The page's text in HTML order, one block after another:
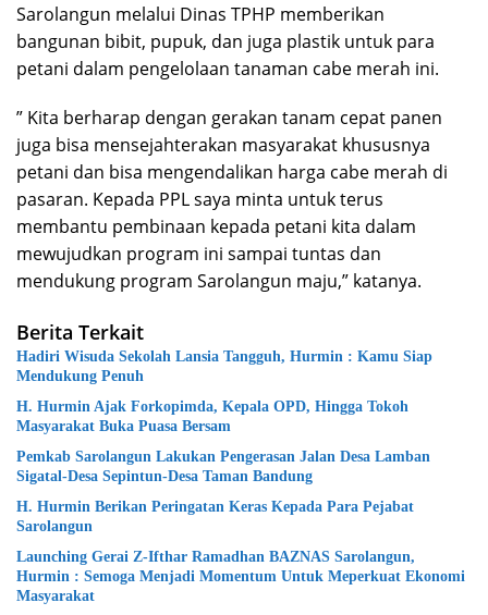
Sarolangun melalui Dinas TPHP memberikan
bangunan bibit, pupuk, dan juga plastik untuk para
petani dalam pengelolaan tanaman cabe merah ini.
” Kita berharap dengan gerakan tanam cepat panen
juga bisa mensejahterakan masyarakat khususnya
petani dan bisa mengendalikan harga cabe merah di
pasaran. Kepada PPL saya minta untuk terus
membantu pembinaan kepada petani kita dalam
mewujudkan program ini sampai tuntas dan
mendukung program Sarolangun maju,” katanya.
Berita Terkait
Hadiri Wisuda Sekolah Lansia Tangguh, Hurmin : Kamu Siap
Mendukung Penuh
H. Hurmin Ajak Forkopimda, Kepala OPD, Hingga Tokoh
Masyarakat Buka Puasa Bersam
Pemkab Sarolangun Lakukan Pengerasan Jalan Desa Lamban
Sigatal-Desa Sepintun-Desa Taman Bandung
H. Hurmin Berikan Peringatan Keras Kepada Para Pejabat
Sarolangun
Launching Gerai Z-Ifthar Ramadhan BAZNAS Sarolangun,
Hurmin : Semoga Menjadi Momentum Untuk Meperkuat Ekonomi
Masyarakat